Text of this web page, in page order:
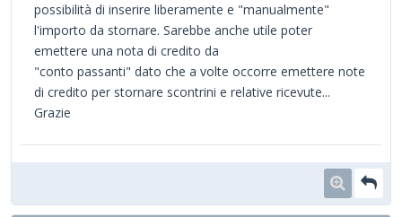
possibilità di inserire liberamente e "manualmente"
l'importo da stornare. Sarebbe anche utile poter
emettere una nota di credito da
"conto passanti" dato che a volte occorre emettere note
di credito per stornare scontrini e relative ricevute...
Grazie